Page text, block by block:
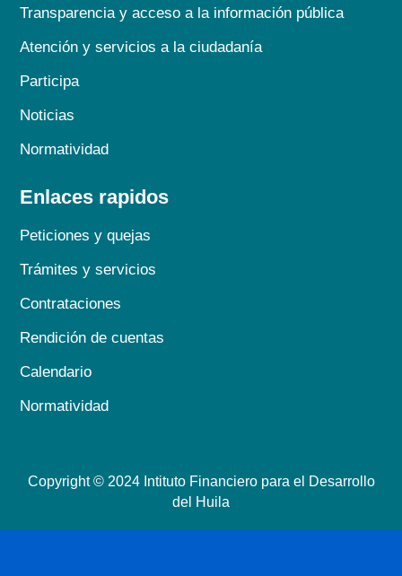
Transparencia y acceso a la información pública
Atención y servicios a la ciudadanía
Participa
Noticias
Normatividad
Enlaces rapidos
Peticiones y quejas
Trámites y servicios
Contrataciones
Rendición de cuentas
Calendario
Normatividad
Copyright © 2024 Intituto Financiero para el Desarrollo
del Huila